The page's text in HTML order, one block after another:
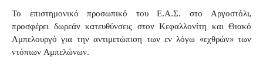
Το επιστημονικό προσωπικό του Ε.Α.Σ. στο Αργοστόλι,
προσφέρει δωρεάν κατευθύνσεις στον Κεφαλλονίτη και Θιακό
Αμπελουργό για την αντιμετώπιση των εν λόγω «εχθρών» των
ντόπιων Αμπελώνων.